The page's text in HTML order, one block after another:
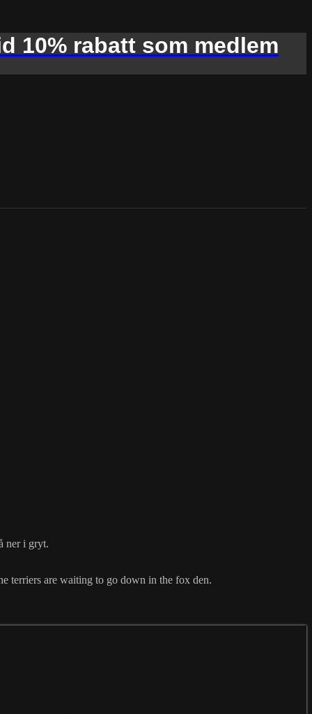
10% rabatt som medlem
ner i gryt.
terriers are waiting to go down in the fox den.